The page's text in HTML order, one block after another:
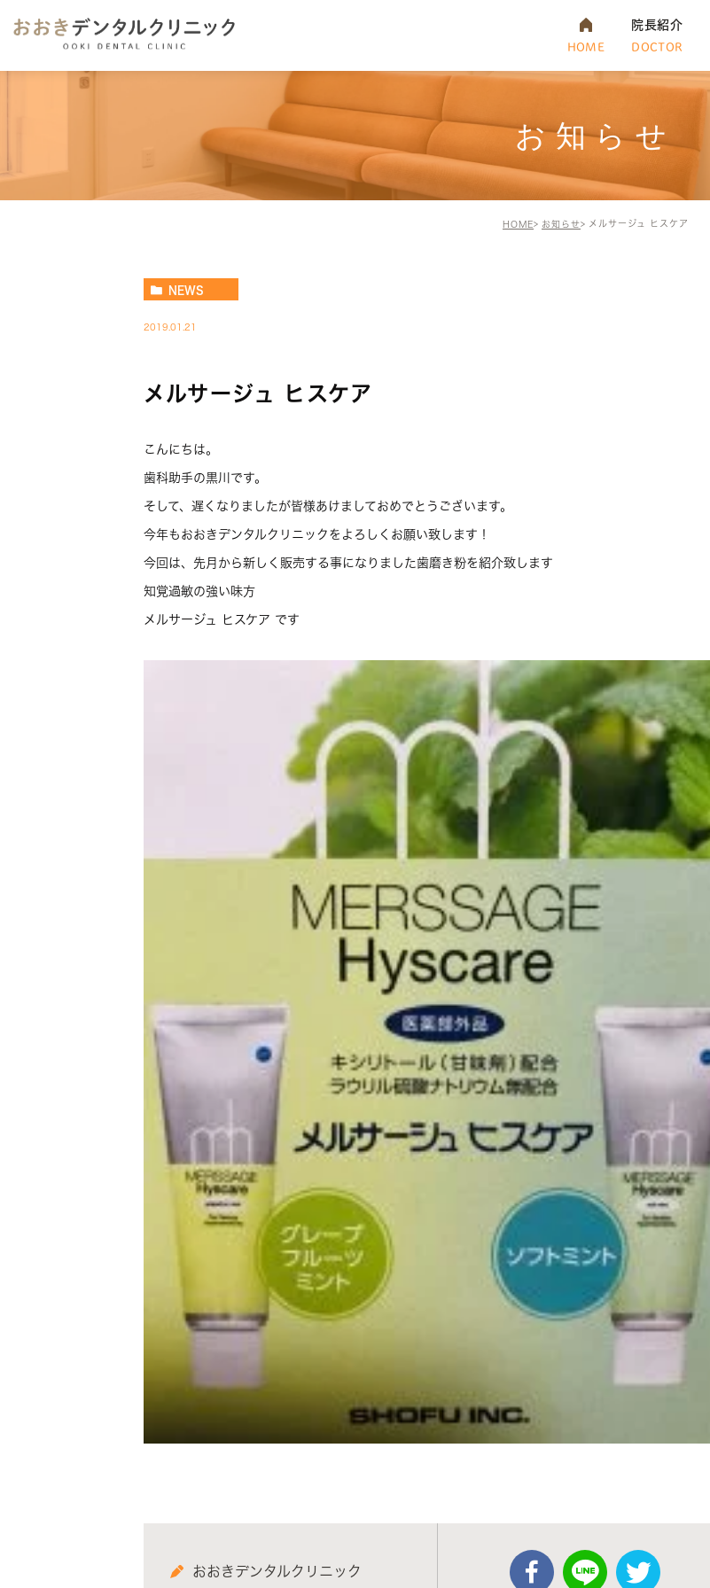
HOME
院長紹介
DOCTOR
お知らせ
HOME お知らせ メルサージュ ヒスケア
NEWS
2019.01.21
メルサージュ ヒスケア
こんにちは。
歯科助手の黒川です。
そして、遅くなりましたが皆様あけましておめでとうございます。
今年もおおきデンタルクリニックをよろしくお願い致します！
今回は、先月から新しく販売する事になりました歯磨き粉を紹介致します
知覚過敏の強い味方
メルサージュ ヒスケア です
おおきデンタルクリニック